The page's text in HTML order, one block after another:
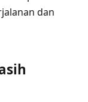
dan